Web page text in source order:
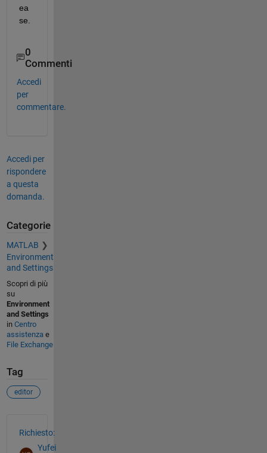
ea
se.
0
Commenti
Accedi
per
commentare.
Accedi per
rispondere
a questa
domanda.
Categorie
MATLAB
Environment
and Settings
Scopri di più
su
Environment
and Settings
in Centro
assistenza e
File Exchange
Tag
editor
Richiesto:
Yufei